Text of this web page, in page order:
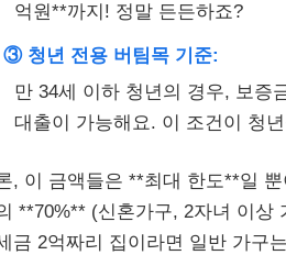
억원**까지! 정말 든든하죠?
③ 청년 전용 버팀목 기준:
만 34세 이하 청년의 경우, 보증
대출이 가능해요. 이 조건이 청
, 이 금액들은 **최대 한도**일
**70%** (신혼가구, 2자녀 이상
금 2억짜리 집이라면 일반 가구